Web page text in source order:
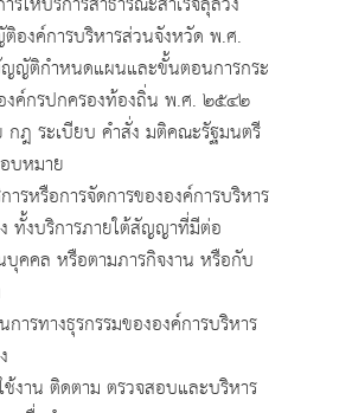
องค์การบริหารส่วนจังหวัด พ.ศ.
ญัติกำหนดแผนและขั้นตอนการกระ
งค์กรปกครองท้องถิ่น พ.ศ. ๒๕๔๒
ฎ ระเบียบ คำสั่ง มติคณะรัฐมนตรี
บหมาย
ารหรือการจัดการขององค์การบริหาร
ทั้งบริการภายใต้สัญญาที่มีต่อ
บุคคล หรือตามภารกิจงาน หรือกับ
การทางธุรกรรมขององค์การบริหาร
งาน ติดตาม ตรวจสอบและบริหาร